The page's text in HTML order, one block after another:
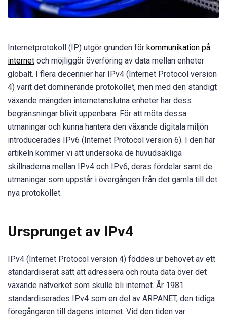
Internetprotokoll (IP) utgör grunden för kommunikation på
internet och möjliggör överföring av data mellan enheter
globalt. I flera decennier har IPv4 (Internet Protocol version
4) varit det dominerande protokollet, men med den ständigt
växande mängden internetanslutna enheter har dess
begränsningar blivit uppenbara. För att möta dessa
utmaningar och kunna hantera den växande digitala miljön
introducerades IPv6 (Internet Protocol version 6). I den här
artikeln kommer vi att undersöka de huvudsakliga
skillnaderna mellan IPv4 och IPv6, deras fördelar samt de
utmaningar som uppstår i övergången från det gamla till det
nya protokollet.
Ursprunget av IPv4
IPv4 (Internet Protocol version 4) föddes ur behovet av ett
standardiserat sätt att adressera och routa data över det
växande nätverket som skulle bli internet. År 1981
standardiserades IPv4 som en del av ARPANET, den tidiga
föregångaren till dagens internet. Vid den tiden var